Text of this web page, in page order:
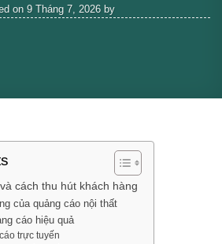
on 9 Tháng 7, 2026by
cách thu hút khách hàng
của quảng cáo nội thất
cáo hiệu quả
trực tuyến